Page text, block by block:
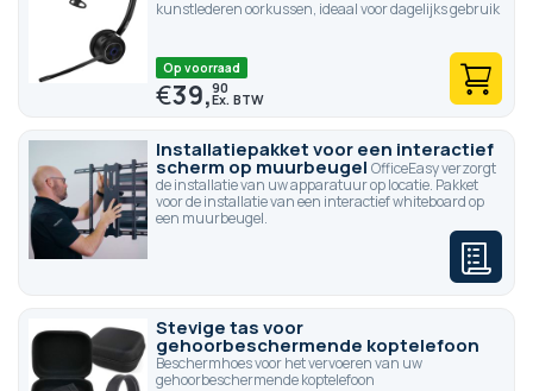
kunstlederen oorkussen, ideaal voor dagelijks gebruik
Op voorraad
€39,90
Installatiepakket voor een interactief
scherm op muurbeugel OfficeEasy verzorgt
de installatie van uw apparatuur op locatie. Pakket
voor de installatie van een interactief whiteboard op
een muurbeugel.
Stevige tas voor
gehoorbeschermende koptelefoon
Beschermhoes voor het vervoeren van uw
gehoorbeschermende koptelefoon